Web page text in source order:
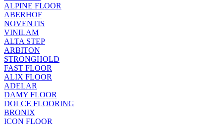
ALPINE FLOOR
ABERHOF
NOVENTIS
VINILAM
ALTA STEP
ARBITON
STRONGHOLD
FAST FLOOR
ALIX FLOOR
ADELAR
DAMY FLOOR
DOLCE FLOORING
BRONIX
ICON FLOOR